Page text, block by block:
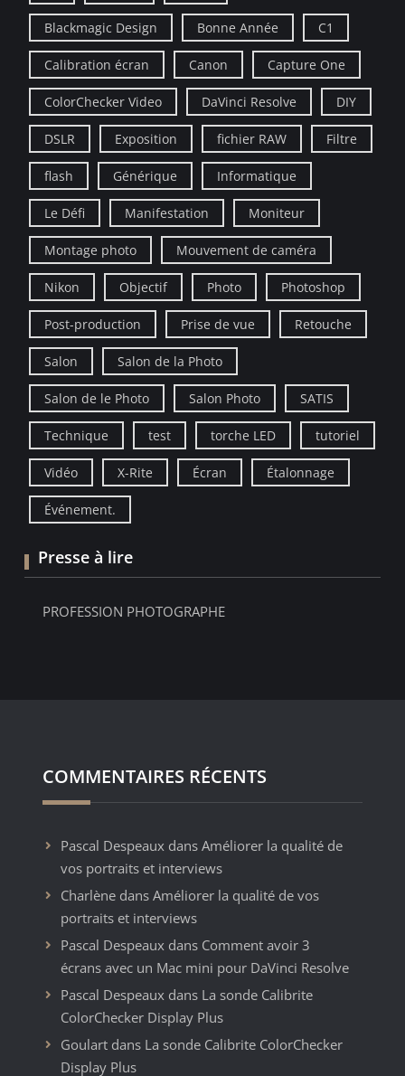
Blackmagic Design Bonne Année C1
Calibration écran Canon Capture One
ColorChecker Video DaVinci Resolve DIY
DSLR Exposition fichier RAW Filtre
flash Générique Informatique
Le Défi Manifestation Moniteur
Montage photo Mouvement de caméra
Nikon Objectif Photo Photoshop
Post-production Prise de vue Retouche
Salon Salon de la Photo
Salon de le Photo Salon Photo SATIS
Technique test torche LED tutoriel
Vidéo X-Rite Écran Étalonnage
Événement.
Presse à lire
PROFESSION PHOTOGRAPHE
COMMENTAIRES RÉCENTS
Pascal Despeaux dans Améliorer la qualité de
vos portraits et interviews
Charlènedans Améliorer la qualité de vos
portraits et interviews
Pascal Despeaux dans Comment avoir 3
écrans avec un Mac mini pour DaVinci Resolve
Pascal Despeaux dans La sonde Calibrite
ColorChecker Display Plus
Goulartdans La sonde Calibrite ColorChecker
Display Plus